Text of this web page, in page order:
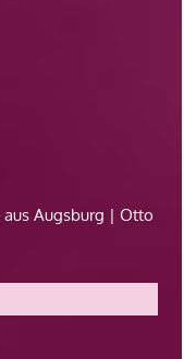
aus Augsburg | Otto